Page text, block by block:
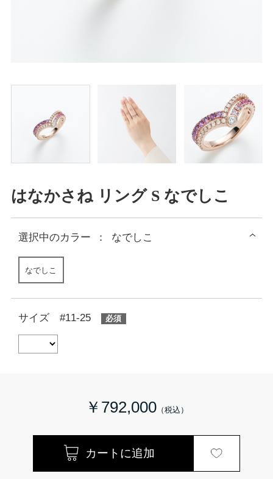
はなかさね リング S なでしこ
選択中のカラー ： なでしこ
なでしこ
サイズ #11-25
￥792,000